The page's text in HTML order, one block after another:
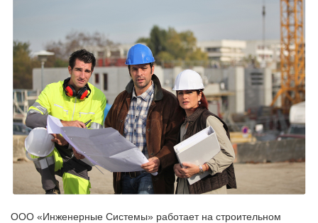
ООО «Инженерные Системы» работает на строительном